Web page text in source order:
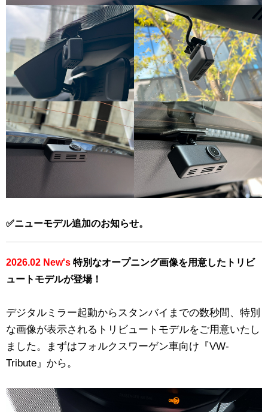
✅ニューモデル追加のお知らせ。
2026.02 New's 特別なオープニング画像を用意したトリビ
ュートモデルが登場！
デジタルミラー起動からスタンバイまでの数秒間、特別
な画像が表示されるトリビュートモデルをご用意いたし
ました。まずはフォルクスワーゲン車向け『VW-
Tribute』から。